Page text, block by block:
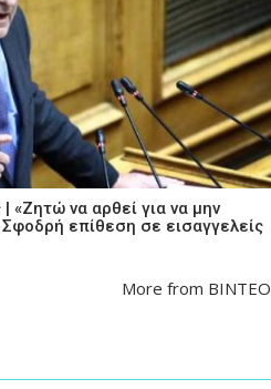
«Ζητώ να αρθεί για να μην
επίθεση σε εισαγγελείς
More from ΒΙΝΤΕΟ